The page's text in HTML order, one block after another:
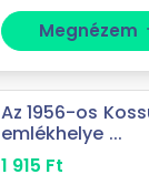
Megnézem
Az 1956-os
emlékhelye ...
1 915 Ft